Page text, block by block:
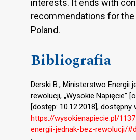
interests. It ends with
recommendations for
Poland.
Bibliografia
Derski B., Ministerstwo Energii
rewolucji, „Wysokie Napięcie”
[dostęp: 10.12.2018], dostępny
https://wysokienapiecie.pl/
energii-jednak-bez-rewolucji/